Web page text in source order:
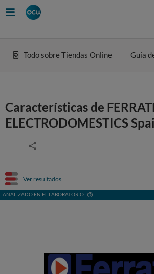
Todo sobre Tiendas Online Guía
Características de
ELECTRODOMESTICS
Ver resultados
ANALIZADO EN EL LABORATORIO